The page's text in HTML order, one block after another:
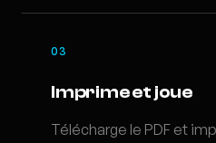
03
Imprime et joue
Télécharge le PDF et